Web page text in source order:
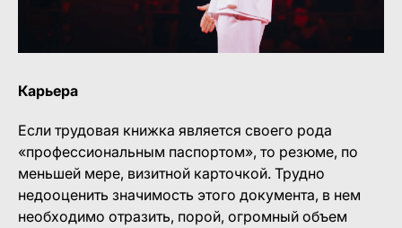
Карьера
Если трудовая книжка является своего рода
«профессиональным паспортом», то резюме, по
меньшей мере, визитной карточкой. Трудно
недооценить значимость этого документа, в нем
необходимо отразить, порой, огромный объем